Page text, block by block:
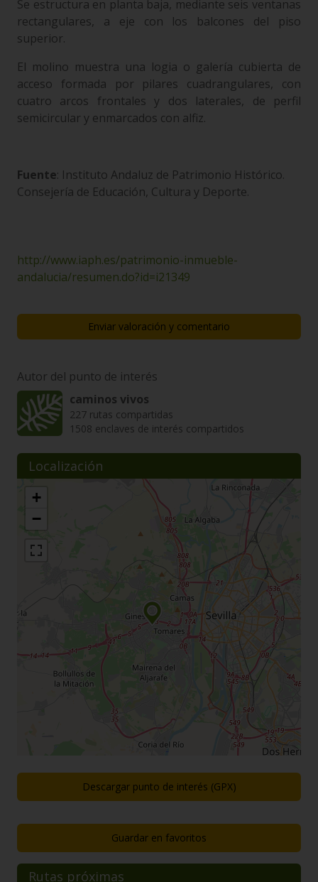
Se estructura en planta baja, mediante seis ventanas
rectangulares, a eje con los balcones del piso
superior.
El molino muestra una logia o galería cubierta de
acceso formada por pilares cuadrangulares, con
cuatro arcos frontales y dos laterales, de perfil
semicircular y enmarcados con alfiz.
Fuente: Instituto Andaluz de Patrimonio Histórico.
Consejería de Educación, Cultura y Deporte.
http://www.iaph.es/patrimonio-inmueble-
andalucia/resumen.do?id=i21349
Enviar valoración y comentario
Autor del punto de interés
caminos vivos
227 rutas compartidas
1508 enclaves de interés compartidos
Localización
+
−
Descargar punto de interés (GPX)
Guardar en favoritos
Rutas próximas